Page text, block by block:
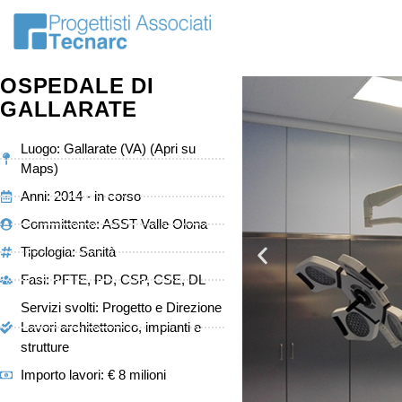
OSPEDALE DI
GALLARATE
Luogo: Gallarate (VA) (Apri su
Maps)
Anni: 2014 - in corso
Committente: ASST Valle Olona
Tipologia:Sanità
Fasi: PFTE, PD, CSP, CSE, DL
Servizi svolti: Progetto e Direzione
Lavori architettonico, impianti e
strutture
Importo lavori: € 8 milioni